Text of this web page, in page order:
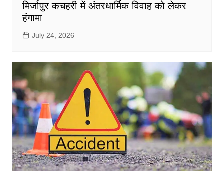
मिर्जापुर कचहरी में अंतरधार्मिक विवाह को लेकर
हंगामा
July 24, 2026